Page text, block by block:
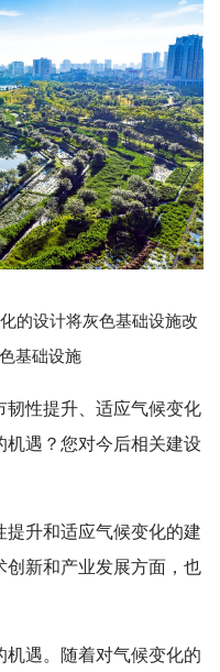
的设计将灰色基础设施改
基础设施
韧性提升、适应气候变化
机遇？您对今后相关建设
提升和适应气候变化的建
创新和产业发展方面，也
遇。随着对气候变化的